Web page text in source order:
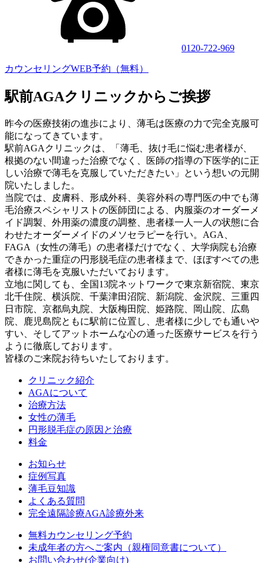
0120-722-969
カウンセリングWEB予約（無料）
駅前AGAクリニックからご挨拶
昨今の医療技術の進歩により、薄毛は医療の力で完全克服可
能になってきています。
駅前AGAクリニックは、「薄毛、抜け毛に悩む患者様が、
根拠のない間違った治療でなく、医師の指導の下医学的に正
しい治療で薄毛を克服していただきたい」という想いの元開
院いたしました。
当院では、皮膚科、形成外科、美容外科の専門医の中でも薄
毛治療スペシャリストの医師団による、内服薬のオーダーメ
イド調製、外用薬の濃度の調整、患者様一人一人の状態に合
わせたオーダーメイドのメソセラピーを行い。AGA、
FAGA（女性の薄毛）の患者様だけでなく、大学病院も治療
できかった重症の円形脱毛症の患者様まで、ほぼすべての患
者様に薄毛を克服いただいております。
立地に関しても、全国13院ネットワークで東京新宿院、東京
北千住院、横浜院、千葉津田沼院、新潟院、金沢院、三重四
日市院、京都烏丸院、大阪梅田院、姫路院、岡山院、広島
院、鹿児島院ともに駅前に位置し、患者様に少しでも通いや
すい、そしてアットホームな心の通った医療サービスを行う
ように徹底しております。
皆様のご来院お待ちいたしております。
クリニック紹介
AGAについて
治療方法
女性の薄毛
円形脱毛症の原因と治療
料金
お知らせ
症例写真
薄毛豆知識
よくある質問
完全遠隔診療AGA診療外来
無料カウンセリング予約
未成年者の方へご案内（親権同意書について）
お問い合わせ(企業向け)